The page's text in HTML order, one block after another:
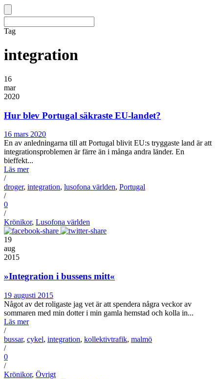
Tag
integration
16
mar
2020
Hur blev Portugal säkraste EU-landet?
16 mars 2020
En av anledningarna till att Portugal blivit EU:s tryggaste land är att
integrationsproblemen är färre än i många andra länder. En
bieffekt...
Läs mer
/
droger, integration, lusofona världen, Portugal
/
0
/
Krönikor, Lusofona världen
19
aug
2015
»Integration i bussens mitt«
19 augusti 2015
Något av det roligaste jag vet är att spendera några veckor av
sommaren med min dotter i min gamla hemstad och kolla in...
Läs mer
/
bussar, cykel, integration, kollektivtrafik, malmö
/
0
/
Krönikor, Övrigt